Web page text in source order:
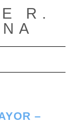
R.
navegación
–